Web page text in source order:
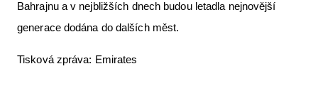
Bahrajnu a v nejbližších dnech budou letadla nejnovější
generace dodána do dalších měst.
Tisková zpráva: Emirates